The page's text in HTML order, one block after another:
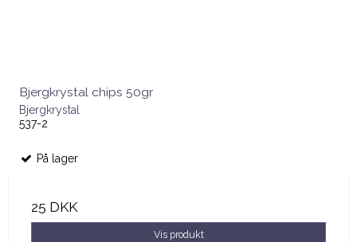
Bjergkrystal chips 50gr
Bjergkrystal
537-2
På lager
25 DKK
Vis produkt